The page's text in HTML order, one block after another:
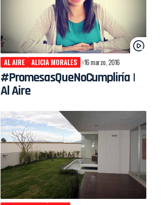
AL AIRE ALICIA MORALES 16 marzo, 2016
#PromesasQueNoCumpliría |
Al Aire